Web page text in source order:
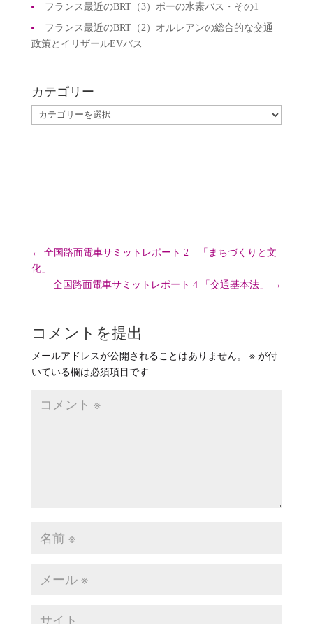
フランス最近のBRT（3）ポーの水素バス・その1
フランス最近のBRT（2）オルレアンの総合的な交通
政策とイリザールEVバス
カテゴリー
カ
← 全国路面電車サミットレポート 2 「まちづくりと文
化」
全国路面電車サミットレポート 4 「交通基本法」
→
コメントを提出
メールアドレスが公開されることはありません。 ※が付
いている欄は必須項目です